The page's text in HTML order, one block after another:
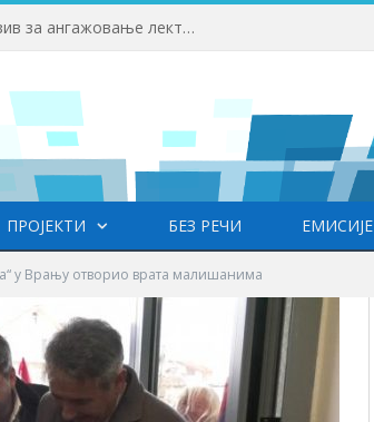
Факултет српских студија објављује позив за ангажовање лектора српског језика на Универзитету ,,HISU“ у Кини
ПРОЈЕКТИ БЕЗ РЕЧИ ЕМИСИЈЕ
у Врању отворио врата малишанима